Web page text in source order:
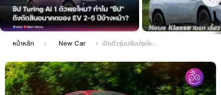
คุณอยู่ที่นี่:
หน้าหลัก New Car เปิดตัวรุ่นปรับปรุงใหม่ BYD Qin Plus EV 2023 พร้อมการปรับลดราคารุ่นอื่น ๆ ในประเทศจีน